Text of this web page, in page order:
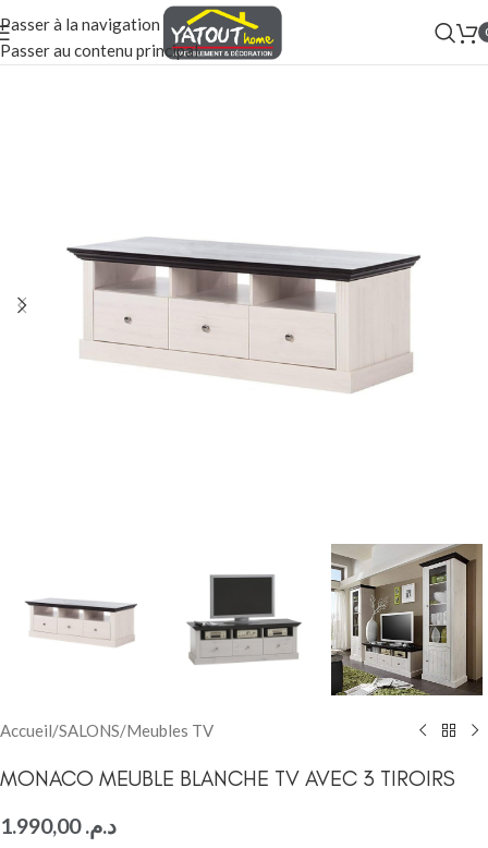
Passer à la navigation
Passer au contenu principal
Accueil/SALONS/Meubles TV
MONACO MEUBLE BLANCHE TV AVEC 3 TIROIRS
د.م.1.990,00